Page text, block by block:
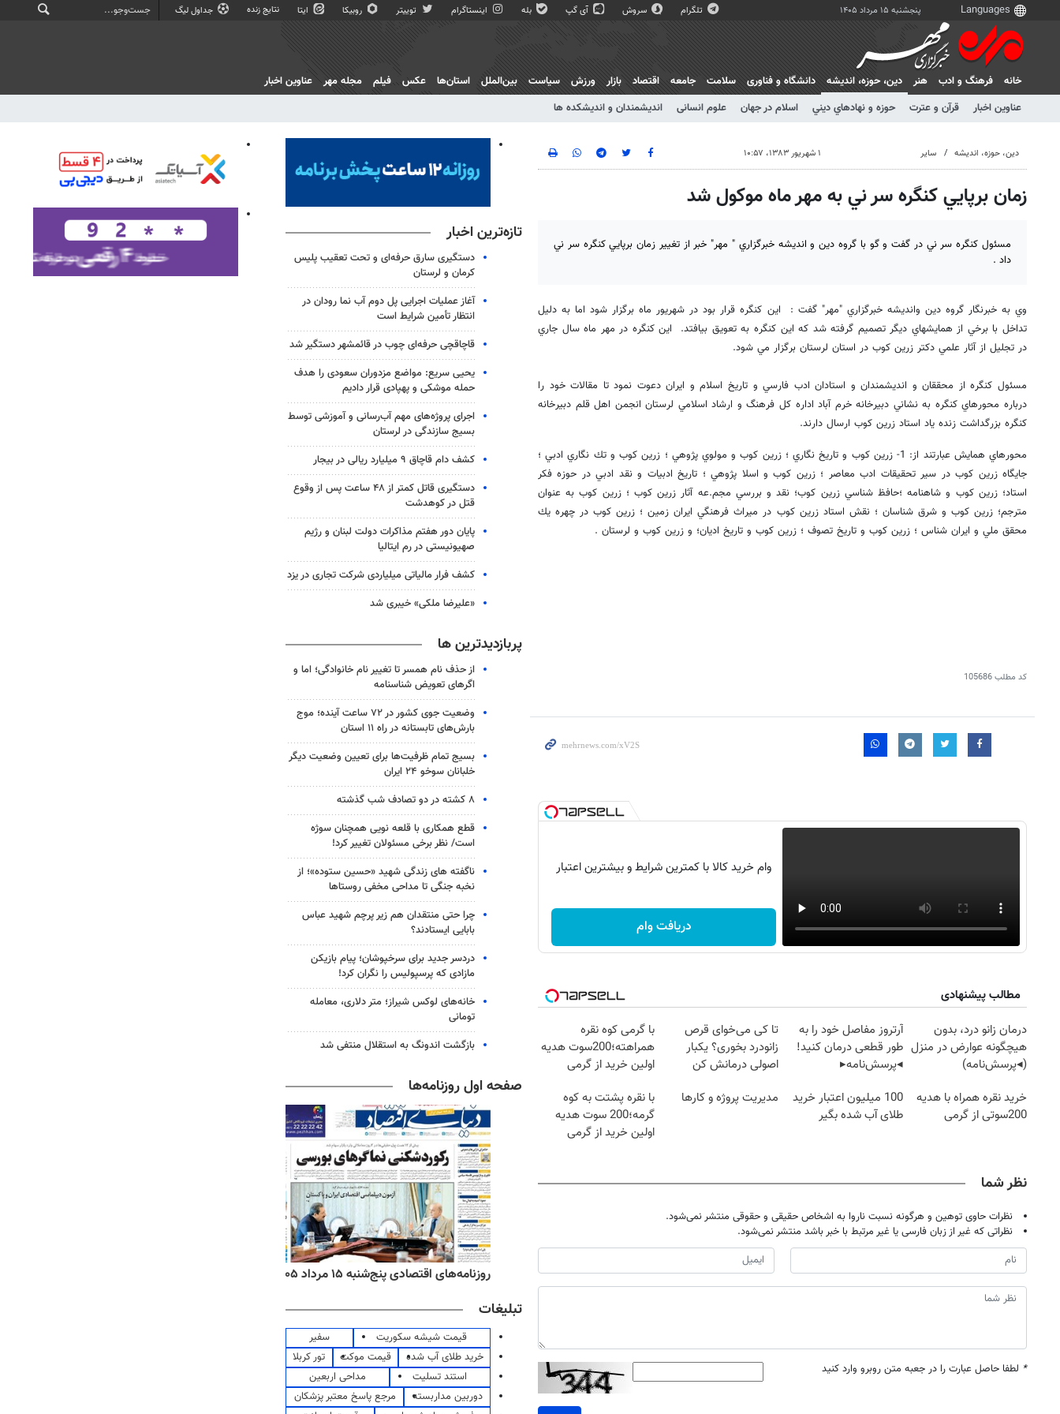
پنجشنبه ۱۵ مرداد ۱۴۰۵ تلگرام سروش آی گپ بله اینستاگرام توییتر روبیکا ایتا نتایج زنده جداول لیگ
خانه فرهنگ و ادب هنر
دين، حوزه، انديشه
عناوین اخبار
قرآن و عترت حوزه و نهادهاي ديني اسلام در جهان علوم انسانی اندیشمندان و اندیشکده ها
دانشگاه و فناوری سلامت جامعه اقتصاد بازار ورزش سیاست بین‌الملل استان‌ها عکس فیلم مجله مهر عناوین اخبار
دين، حوزه، انديشه سایر ۱ شهریور ۱۳۸۳، ۱۰:۵۷
زمان برپايي كنگره سر ني به مهر ماه موكول شد
مسئول كنگره سر ني در گفت و گو با گروه دين و انديشه خبرگزاري " مهر" خبر از تغيير زمان برپايي كنگره سر ني
داد .
وي به خبرنگار گروه دين وانديشه خبرگزاري "مهر" گفت : اين كنگره قرار بود در شهريور ماه برگزار شود اما به دليل
تداخل با برخي از همايشهاي ديگر تصميم گرفته شد كه اين كنگره به تعويق بيافتد. اين كنگره در مهر ماه سال جاري
در تجليل از آثار علمي دكتر زرين كوب در استان لرستان برگزار مي شود.
مسئول كنگره از محققان و انديشمندان و استادان ادب فارسي و تاريخ اسلام و ايران دعوت نمود تا مقالات خود را
درباره محورهاي كنگره به نشاني دبيرخانه خرم آباد اداره كل فرهنگ و ارشاد اسلامي لرستان انجمن اهل قلم دبيرخانه
كنگره بزرگداشت زنده ياد استاد زرين كوب ارسال دارند.
محورهاي همايش عبارتند از: 1- زرين كوب و تاريخ نگاري ؛ زرين كوب و مولوي پژوهي ؛ زرين كوب و تك نگاري ادبي ؛
جايگاه زرين كوب در سير تحقيقات ادب معاصر ؛ زرين كوب و اسلا پژوهي ؛ تاريخ ادبيات و نقد ادبي در حوزه فكر
استاد؛ زرين كوب و شاهنامه ؛حافظ شناسي زرين كوب؛ نقد و بررسي مجم.عه آثار زرين كوب ؛ زرين كوب به عنوان
مترجم؛ زرين كوب و شرق شناسان ؛ نقش استاد زرين كوب در ميراث فرهنگي ايران زمين ؛ زرين كوب در چهره يك
محقق ملي و ايران شناس ؛ زرين كوب و تاريخ تصوف ؛ زرين كوب و تاريخ اديان؛ و زرين كوب و لرستان .
کد مطلب105686
وام خرید کالا با کمترین شرایط و بیشترین اعتبار
دریافت وام
مطالب پیشنهادی
درمان زانو درد، بدون
هیچگونه عوارض در منزل
(◂پرسش‌نامه)
آرتروز مفاصل خود را به
طور قطعی درمان کنید!
◂پرسش‌نامه▸
تا کی می‌خوای قرص
زانودرد بخوری؟ یکبار
اصولی درمانش کن
با گرمی کوه نقره
همراهته؛200سوت هدیه
اولین خرید از گرمی
خرید نقره همراه با هدیه
200سوتی از گرمی
100 میلیون اعتبار خرید
طلای آب شده بگیر
مدیریت پروژه و کارها
با نقره پشتت به کوه
گرمه؛200 سوت هدیه
اولین خرید از گرمی
نظر شما
نظرات حاوی توهین و هرگونه نسبت ناروا به اشخاص حقیقی و حقوقی منتشر نمی‌شود.
نظراتی که غیر از زبان فارسی یا غیر مرتبط با خبر باشد منتشر نمی‌شود.
* لطفا حاصل عبارت را در جعبه متن روبرو وارد کنید
تازه‌ترین اخبار
دستگیری سارق حرفه‌ای و تحت تعقیب پلیس
کرمان و لرستان
آغاز عملیات اجرایی پل دوم آب نما رودان در
انتظار تأمین شرایط است
قاچاقچی حرفه‌ای چوب در قائمشهر دستگیر شد
یحیی سریع: مواضع مزدوران سعودی را هدف
حمله موشکی و پهپادی قرار دادیم
اجرای پروژه‌های مهم آب‌رسانی و آموزشی توسط
بسیج سازندگی در لرستان
کشف دام قاچاق ۹ میلیارد ریالی در بیجار
دستگیری قاتل کمتر از ۴۸ ساعت پس از وقوع
قتل در کوهدشت
پایان دور هفتم مذاکرات دولت لبنان و رژیم
صهیونیستی در رم ایتالیا
کشف فرار مالیاتی میلیاردی شرکت تجاری در یزد
«علیرضا ملکی» خیبری شد
پربازدیدترین ها
از حذف نام همسر تا تغییر نام خانوادگی؛ اما و
اگرهای تعویض شناسنامه
وضعیت جوی کشور در ۷۲ ساعت آینده؛ موج
بارش‌های تابستانه در راه ۱۱ استان
بسیج تمام ظرفیت‌ها برای تعیین وضعیت دیگر
خلبانان سوخو ۲۴ ایران
۸ کشته در دو تصادف شب گذشته
قطع همکاری با قلعه نویی همچنان سوژه
است/ نظر برخی مسئولان تغییر کرد!
ناگفته های زندگی شهید «حسین ستوده»؛ از
نخبه جنگی تا مداحی مخفی روستاها
چرا حتی منتقدان هم زیر پرچم شهید عباس
بابایی ایستادند؟
دردسر جدید برای سرخپوشان؛ پیام بازیکن
مازادی که پرسپولیس را نگران کرد!
خانه‌های لوکس شیراز؛ متر دلاری، معامله
تومانی
بازگشت اندونگ به استقلال منتفی شد
صفحه اول روزنامه‌ها
روزنامه‌های اقتصادی چهارشنبه ۱۴ مرداد ۱۴۰۵ روزنامه‌های ورزشی پنج‌شنبه ۱۵ مرداد ۱۴۰۵ روزنامه‌های اقتصادی پنج‌شنبه ۱۵ مرداد ۱۴۰۵
تبلیغات
قیمت شیشه سکوریت
سفیر
خرید طلای آب شده
قیمت موکت
تور کربلا
استند تسلیت
مداحی اربعین
دوربین مداربسته
مرجع پاسخ معتبر پزشکان